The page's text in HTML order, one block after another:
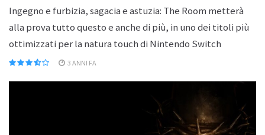
Ingegno e furbizia, sagacia e astuzia: The Room metterà
alla prova tutto questo e anche di più, in uno dei titoli più
ottimizzati per la natura touch di Nintendo Switch
3 ANNI FA